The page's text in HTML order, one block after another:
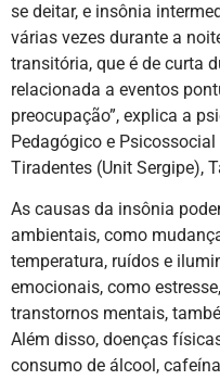
se deitar, e insônia
várias vezes durante a
transitória, que é de curta
relacionada a eventos
preocupação”, explica a
Pedagógico e
Tiradentes (Unit Sergipe),
As causas da insônia
ambientais, como
temperatura, ruídos e
emocionais, como
transtornos mentais,
Além disso, doenças
consumo de álcool,